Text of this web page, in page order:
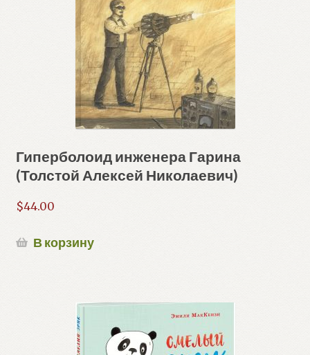
Гиперболоид инженера Гарина
(Толстой Алексей Николаевич)
$44.00
В корзину